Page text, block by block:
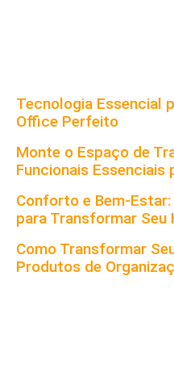
Tecnologia Essencial
Office Perfeito
Monte o Espaço de
Funcionais Essenciais
Conforto e Bem-
para Transformar Seu
Como Transformar
Produtos de